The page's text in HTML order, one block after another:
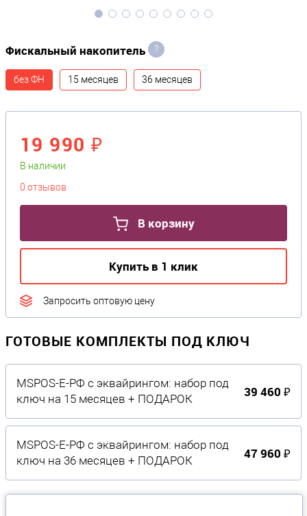
Фискальный накопитель ?
без ФН 15 месяцев 36 месяцев
19 990 ₽
В наличии
0 отзывов
В корзину
Купить в 1 клик
Запросить оптовую цену
ГОТОВЫЕ КОМПЛЕКТЫ ПОД КЛЮЧ
MSPOS-Е-РФ с эквайрингом: набор под
ключ на 15 месяцев + ПОДАРОК
39 460 ₽
MSPOS-Е-РФ с эквайрингом: набор под
ключ на 36 месяцев + ПОДАРОК
47 960 ₽